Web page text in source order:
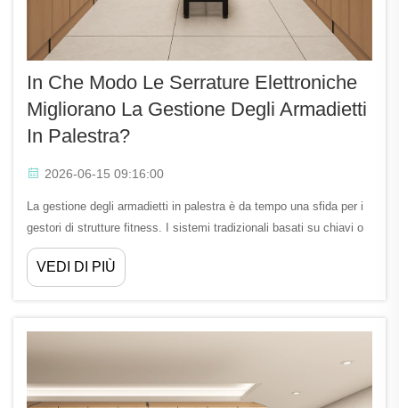
In Che Modo Le Serrature Elettroniche
Migliorano La Gestione Degli Armadietti
In Palestra?
2026-06-15 09:16:00
La gestione degli armadietti in palestra è da tempo una sfida per i
gestori di strutture fitness. I sistemi tradizionali basati su chiavi o
combinazioni meccaniche generano costantemente attriti: chiavi
smarrite, combinazioni dimenticate, lunghe code alla reception e
VEDI DI PIÙ